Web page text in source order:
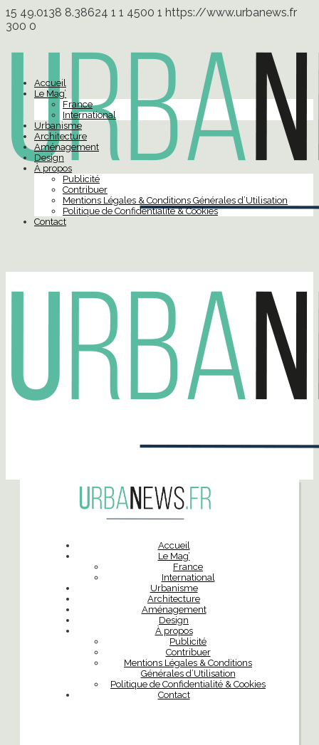
15 49.0138 8.38624 1 1 4500 1 https://www.urbanews.fr
300 0
Accueil
Le Mag’
France
International
Urbanisme
Architecture
Aménagement
Design
À propos
Publicité
Contribuer
Mentions Légales & Conditions Générales d’Utilisation
Politique de Confidentialité & Cookies
Contact
Accueil
Le Mag’
France
International
Urbanisme
Architecture
Aménagement
Design
À propos
Publicité
Contribuer
Mentions Légales & Conditions
Générales d’Utilisation
Politique de Confidentialité & Cookies
Contact